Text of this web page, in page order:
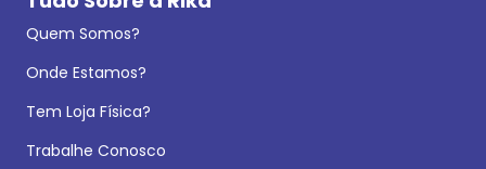
Quem Somos?
Onde Estamos?
Tem Loja Física?
Trabalhe Conosco